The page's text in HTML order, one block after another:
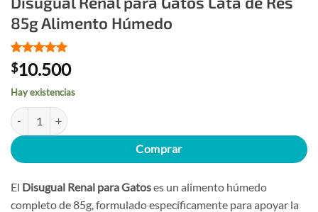
85g Alimento Húmedo
Valorado
con5de 5
en base a
1
valoración
de un
cliente
$10.500
Hay existencias
Disugual Renal para Gatos Lata de Res 85g Alimento Húmedo
Comprar
El Disugual Renal para Gatoses un alimento húmedo
completo de 85g, formulado específicamente para apoyar la